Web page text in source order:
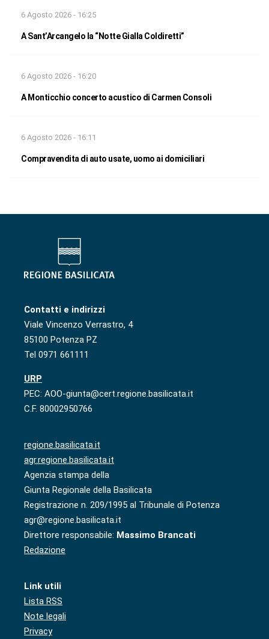
6 Agosto 2026 - 16:25
A Sant’Arcangelo la “Notte Gialla Coldiretti”
6 Agosto 2026 - 16:20
A Monticchio concerto acustico di Carmen Consoli
6 Agosto 2026 - 16:11
Compravendita di auto usate, uomo ai domiciliari
Contatti e indirizzi
Viale Vincenzo Verrastro, 4
85100 Potenza PZ
Tel 0971 661111
URP
PEC: AOO-giunta@cert.regione.basilicata.it
C.F. 80002950766
regione.basilicata.it
agr.regione.basilicata.it
Agenzia stampa della
Giunta Regionale della Basilicata
Registrazione n. 209/1995 al Tribunale di Potenza
agr@regione.basilicata.it
Direttore responsabile: Massimo Brancati
Redazione
Link utili
Lista RSS
Note legali
Privacy